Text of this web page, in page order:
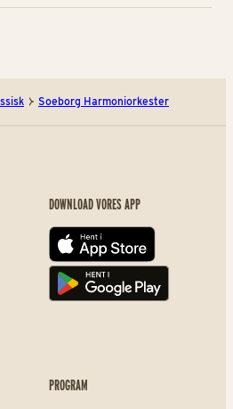
Soeborg Harmoniorkester
DOWNLOAD VORES APP
App store
Play store
PROGRAM